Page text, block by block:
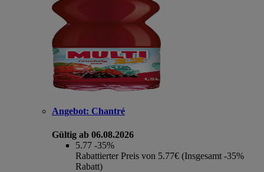
Angebot: Chantré
Gültig ab 06.08.2026
5.77 -35%
Rabattierter Preis von 5.77€ (Insgesamt -35%
Rabatt)